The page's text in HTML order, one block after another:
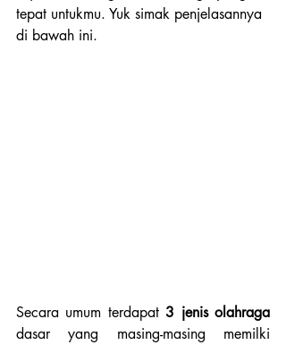
tepat untukmu. Yuk simak penjelasannya
di bawah ini.
Secara umum terdapat 3 jenis olahraga
dasar yang masing-masing memilki